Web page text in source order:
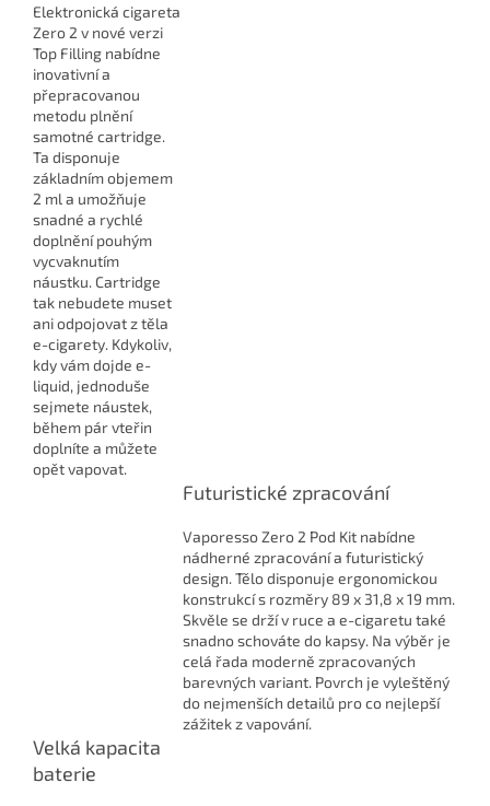
Elektronická cigareta
Zero 2 v nové verzi
Top Filling nabídne
inovativní a
přepracovanou
metodu plnění
samotné cartridge.
Ta disponuje
základním objemem
2 ml a umožňuje
snadné a rychlé
doplnění pouhým
vycvaknutím
náustku. Cartridge
tak nebudete muset
ani odpojovat z těla
e-cigarety. Kdykoliv,
kdy vám dojde e-
liquid, jednoduše
sejmete náustek,
během pár vteřin
doplníte a můžete
opět vapovat.
Futuristické zpracování
Vaporesso Zero 2 Pod Kit nabídne
nádherné zpracování a futuristický
design. Tělo disponuje ergonomickou
konstrukcí s rozměry 89 x 31,8 x 19 mm.
Skvěle se drží v ruce a e-cigaretu také
snadno schováte do kapsy. Na výběr je
celá řada moderně zpracovaných
barevných variant. Povrch je vyleštěný
do nejmenších detailů pro co nejlepší
zážitek z vapování.
Velká kapacita
baterie